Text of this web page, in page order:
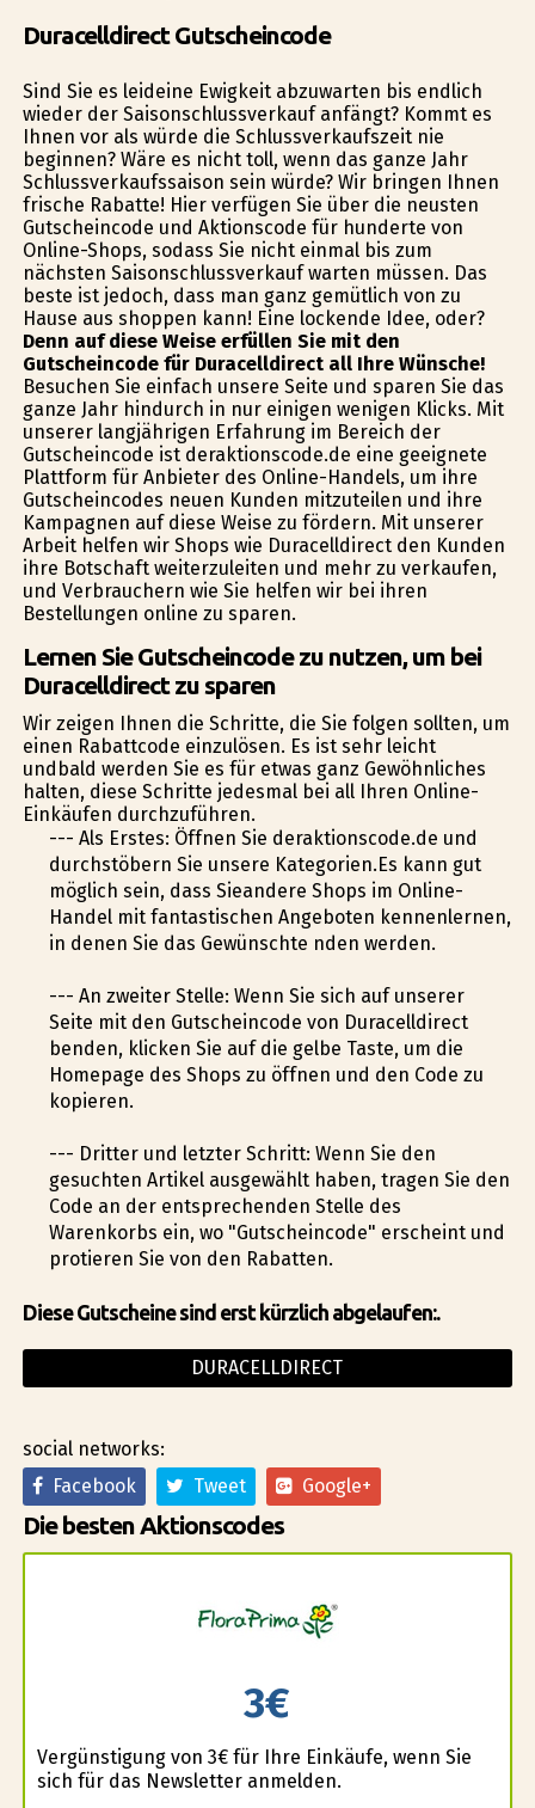
Duracelldirect Gutscheincode
Sind Sie es leideine Ewigkeit abzuwarten bis endlich
wieder der Saisonschlussverkauf anfängt? Kommt es
Ihnen vor als würde die Schlussverkaufszeit nie
beginnen? Wäre es nicht toll, wenn das ganze Jahr
Schlussverkaufssaison sein würde? Wir bringen Ihnen
frische Rabatte! Hier verfügen Sie über die neusten
Gutscheincode und Aktionscode für hunderte von
Online-Shops, sodass Sie nicht einmal bis zum
nächsten Saisonschlussverkauf warten müssen. Das
beste ist jedoch, dass man ganz gemütlich von zu
Hause aus shoppen kann! Eine lockende Idee, oder?
Denn auf diese Weise erfüllen Sie mit den
Gutscheincode für Duracelldirect all Ihre Wünsche!
Besuchen Sie einfach unsere Seite und sparen Sie das
ganze Jahr hindurch in nur einigen wenigen Klicks. Mit
unserer langjährigen Erfahrung im Bereich der
Gutscheincode ist deraktionscode.de eine geeignete
Plattform für Anbieter des Online-Handels, um ihre
Gutscheincodes neuen Kunden mitzuteilen und ihre
Kampagnen auf diese Weise zu fördern. Mit unserer
Arbeit helfen wir Shops wie Duracelldirect den Kunden
ihre Botschaft weiterzuleiten und mehr zu verkaufen,
und Verbrauchern wie Sie helfen wir bei ihren
Bestellungen online zu sparen.
Lernen Sie Gutscheincode zu nutzen, um bei
Duracelldirect zu sparen
Wir zeigen Ihnen die Schritte, die Sie folgen sollten, um
einen Rabattcode einzulösen. Es ist sehr leicht
undbald werden Sie es für etwas ganz Gewöhnliches
halten, diese Schritte jedesmal bei all Ihren Online-
Einkäufen durchzuführen.
--- Als Erstes: Öffnen Sie deraktionscode.de und
durchstöbern Sie unsere Kategorien.Es kann gut
möglich sein, dass Sieandere Shops im Online-
Handel mit fantastischen Angeboten kennenlernen,
in denen Sie das Gewünschte finden werden.
--- An zweiter Stelle: Wenn Sie sich auf unserer
Seite mit den Gutscheincode von Duracelldirect
befinden, klicken Sie auf die gelbe Taste, um die
Homepage des Shops zu öffnen und den Code zu
kopieren.
--- Dritter und letzter Schritt: Wenn Sie den
gesuchten Artikel ausgewählt haben, tragen Sie den
Code an der entsprechenden Stelle des
Warenkorbs ein, wo "Gutscheincode" erscheint und
profitieren Sie von den Rabatten.
Diese Gutscheine sind erst kürzlich abgelaufen:.
DURACELLDIRECT
social networks:
Facebook
Tweet Google+
Die besten Aktionscodes
3€
Vergünstigung von 3€ für Ihre Einkäufe, wenn Sie
sich für das Newsletter anmelden.